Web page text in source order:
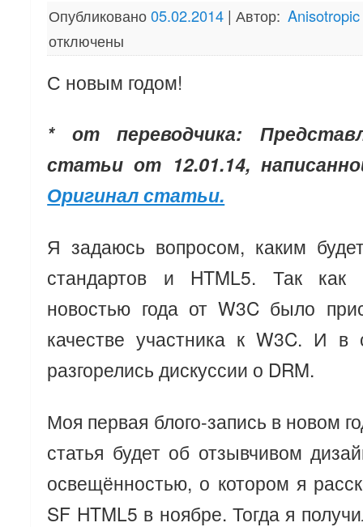
Опубликовано 05.02.2014 |Автор: Anisotropic
отключены
С новым годом!
* от переводчика:
статьи от 12.01.14,
Оригинал статьи.
Я задаюсь вопросом, каким
стандартов и HTML5. Так как
новостью года от W3C было
качестве участника к W3C. И в
разгорелись дискуссии о DRM.
Моя первая блого-запись в новом
статья будет об отзывчивом
освещённостью, о котором я
SF HTML5 в ноябре. Тогда я